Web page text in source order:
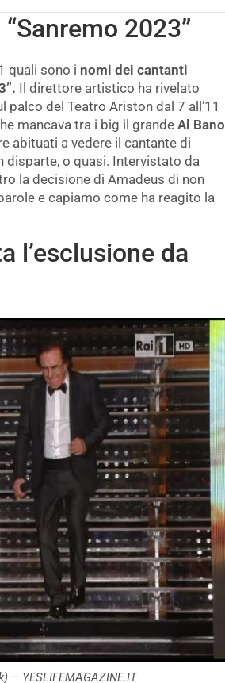
2023”
quali sono i nomi dei cantanti
Il direttore artistico ha rivelato
del Teatro Ariston dal 7 all’11
mancava tra i big il grandeAl Bano
abituati a vedere il cantante di
disparte, o quasi. Intervistato da
la decisione di Amadeus di non
e capiamo come ha reagito la
l’esclusione da
– YESLIFEMAGAZINE.IT